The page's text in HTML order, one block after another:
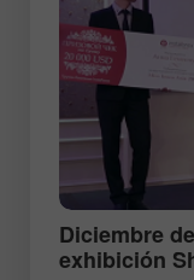
Diciembre
exhibición